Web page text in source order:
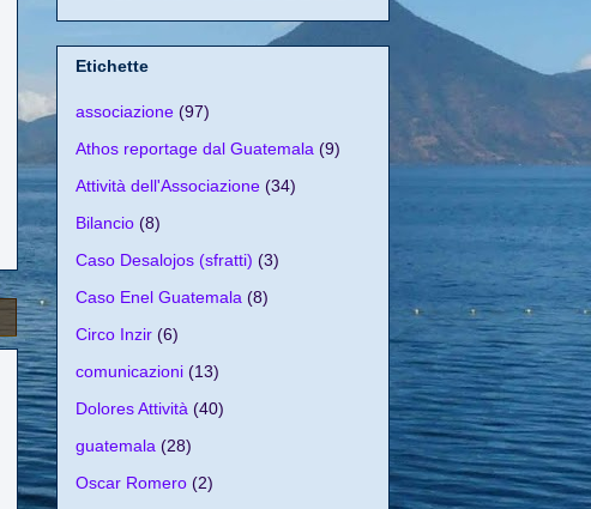
Etichette
associazione (97)
Athos reportage dal Guatemala (9)
Attività dell'Associazione (34)
Bilancio (8)
Caso Desalojos (sfratti) (3)
Caso Enel Guatemala (8)
Circo Inzir (6)
comunicazioni (13)
Dolores Attività (40)
guatemala (28)
Oscar Romero (2)